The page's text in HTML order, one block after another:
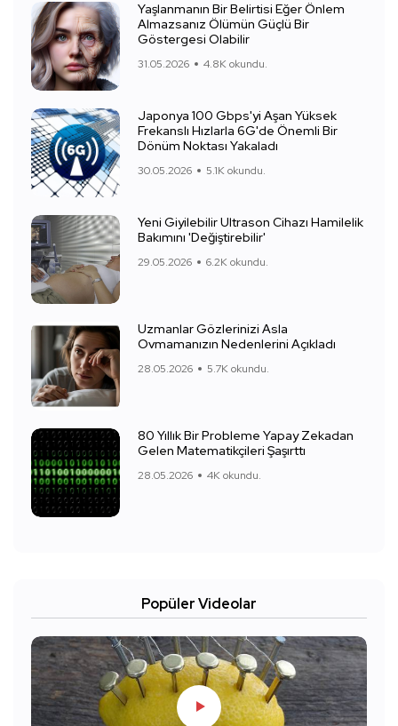
Yaşlanmanın Bir Belirtisi Eğer Önlem
Almazsanız Ölümün Güçlü Bir
Göstergesi Olabilir
31.05.2026 4.8K okundu.
Japonya 100 Gbps'yi Aşan Yüksek
Frekanslı Hızlarla 6G'de Önemli Bir
Dönüm Noktası Yakaladı
30.05.2026 5.1K okundu.
Yeni Giyilebilir Ultrason Cihazı Hamilelik
Bakımını 'Değiştirebilir'
29.05.2026 6.2K okundu.
Uzmanlar Gözlerinizi Asla
Ovmamanızın Nedenlerini Açıkladı
28.05.2026 5.7K okundu.
80 Yıllık Bir Probleme Yapay Zekadan
Gelen Matematikçileri Şaşırttı
28.05.2026 4K okundu.
Popüler Videolar